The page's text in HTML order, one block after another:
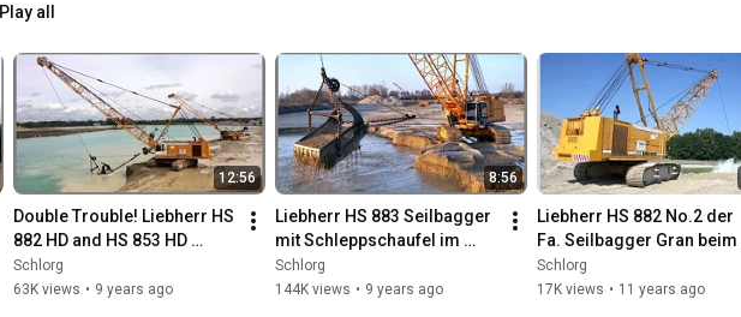
Play all
12:56
Double Trouble! Liebherr HS
882 HD and HS 853 HD
gemeinsam im Einsatz /
Draglines digging together
Schlorg
63K views • 9 years ago
8:56
Liebherr HS 883 Seilbagger
mit Schleppschaufel im
Einsatz / Dragline digging
gravel
Schlorg
144K views • 9 years ago
Liebherr HS 882 No.2 der
Fa. Seilbagger Gran beim
Einsatz im Kiesabbau am
Feringasee in Unterföhring
Schlorg
17K views • 11 years ago